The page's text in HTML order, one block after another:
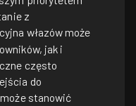
z
włazów może
jak i
często
do
stanowić